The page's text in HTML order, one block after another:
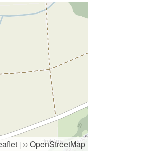
| © OpenStreetMap